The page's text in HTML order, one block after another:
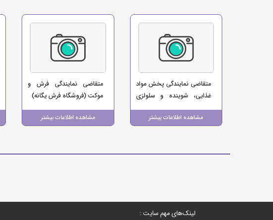
مشاهده اطلاعات بیشتر
متقاضی نمایندگی پخش مواد
غذایی، شوینده و سلولزی
(پخش طاها)
مشاهده اطلاعات بیشتر
متقاضی نمایندگی فرش و
موکت (فروشگاه فرش یگانه)
لینک‌های مهم سایت :